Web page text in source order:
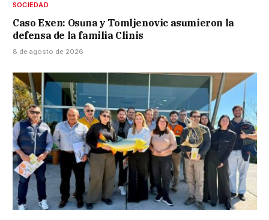
SOCIEDAD
Caso Exen: Osuna y Tomljenovic asumieron la
defensa de la familia Clinis
8 de agosto de 2026